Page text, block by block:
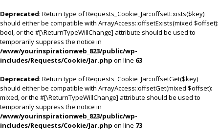
Deprecated: Return type of Requests_Cookie_Jar::offsetExists($key)
should either be compatible with ArrayAccess::offsetExists(mixed $offset):
bool, or the #[\ReturnTypeWillChange] attribute should be used to
temporarily suppress the notice in
/www/yourinspirationweb_823/public/wp-
includes/Requests/Cookie/Jar.php on line 63
Deprecated: Return type of Requests_Cookie_Jar::offsetGet($key)
should either be compatible with ArrayAccess::offsetGet(mixed $offset):
mixed, or the #[\ReturnTypeWillChange] attribute should be used to
temporarily suppress the notice in
/www/yourinspirationweb_823/public/wp-
includes/Requests/Cookie/Jar.php on line 73